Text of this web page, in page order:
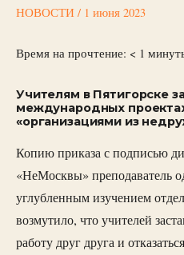
НОВОСТИ / 1 июня 2023
Время на прочтение: < 1
Учителям в Пятигорске
международных
«организациями из
Копию приказа с подписью
«НеМосквы» преподаватель
углубленным изучением
возмутило, что учителей
работу друг друга и